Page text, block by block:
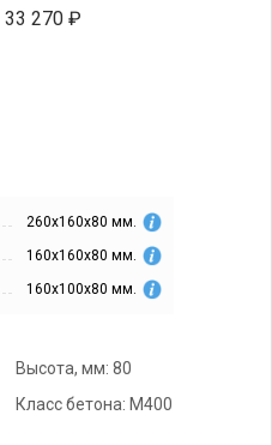
33 270 ₽
260х160х80 мм.
160х160х80 мм.
160х100х80 мм.
Высота, мм: 80
Класс бетона: М400